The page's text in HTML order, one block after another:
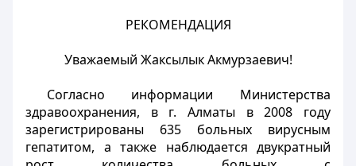
РЕКОМЕНДАЦИЯ
Уважаемый Жаксылык Акмурзаевич!
Согласно информации Министерства
здравоохранения, в г. Алматы в 2008 году
зарегистрированы 635 больных вирусным
гепатитом, а также наблюдается двукратный